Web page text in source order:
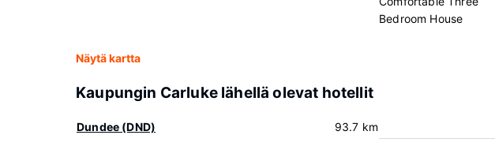
Näytä kartta
Kaupungin Carluke lähellä olevat hotellit
Dundee (DND) 93.7 km